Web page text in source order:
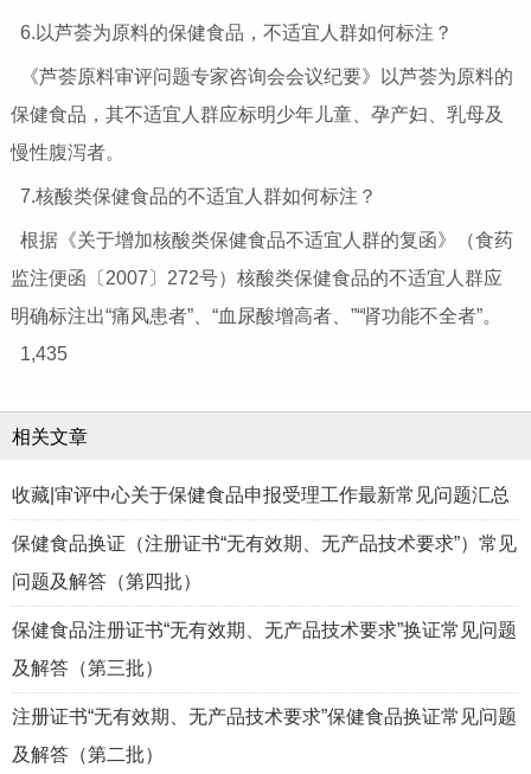
6.以芦荟为原料的保健食品，不适宜人群如何标注？
《芦荟原料审评问题专家咨询会会议纪要》以芦荟为原料的
保健食品，其不适宜人群应标明少年儿童、孕产妇、乳母及
慢性腹泻者。
7.核酸类保健食品的不适宜人群如何标注？
根据《关于增加核酸类保健食品不适宜人群的复函》（食药
监注便函〔2007〕272号）核酸类保健食品的不适宜人群应
明确标注出“痛风患者”、“血尿酸增高者、”“肾功能不全者”。
1,435
相关文章
收藏|审评中心关于保健食品申报受理工作最新常见问题汇总
保健食品换证（注册证书“无有效期、无产品技术要求”）常见
问题及解答（第四批）
保健食品注册证书“无有效期、无产品技术要求”换证常见问题
及解答（第三批）
注册证书“无有效期、无产品技术要求”保健食品换证常见问题
及解答（第二批）